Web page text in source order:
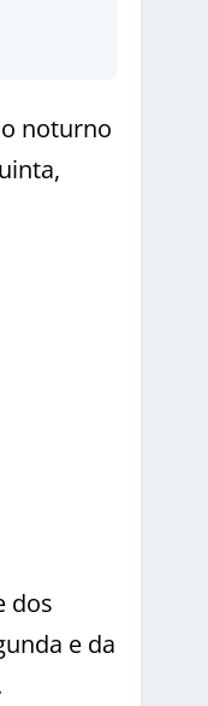
noturno
dos
e da